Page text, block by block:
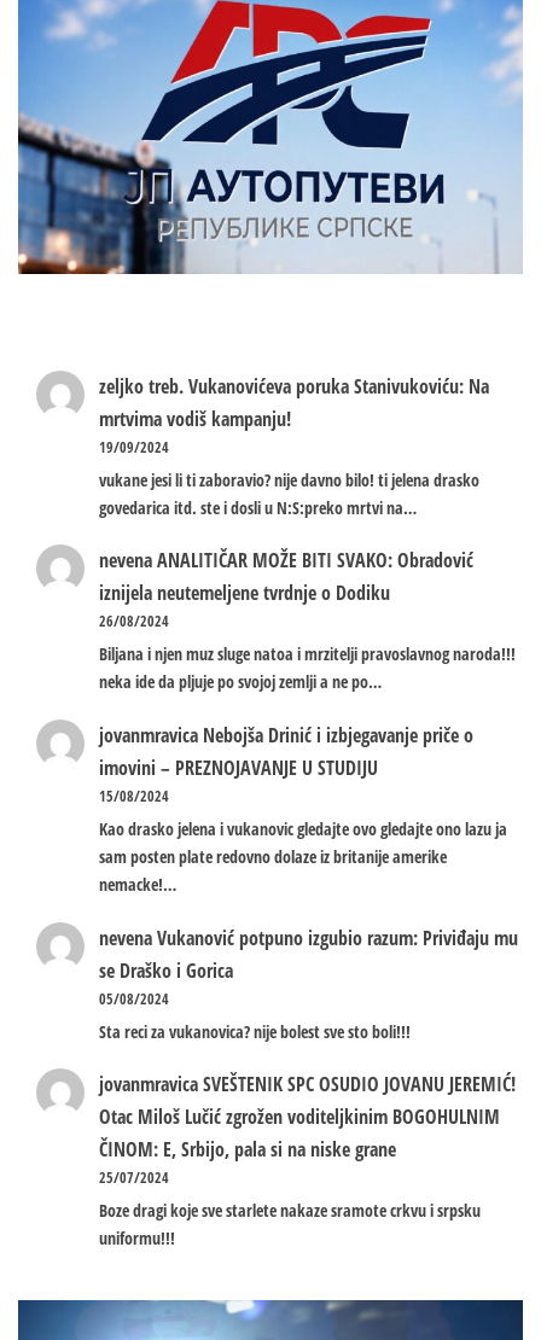
zeljko treb.Vukanovićeva poruka Stanivukoviću: Na
mrtvima vodiš kampanju!
19/09/2024
vukane jesi li ti zaboravio? nije davno bilo! ti jelena drasko
govedarica itd. ste i dosli u N:S:preko mrtvi na…
nevenaANALITIČAR MOŽE BITI SVAKO: Obradović
iznijela neutemeljene tvrdnje o Dodiku
26/08/2024
Biljana i njen muz sluge natoa i mrzitelji pravoslavnog naroda!!!
neka ide da pljuje po svojoj zemlji a ne po…
jovanmravica Nebojša Drinić i izbjegavanje priče o
imovini – PREZNOJAVANJE U STUDIJU
15/08/2024
Kao drasko jelena i vukanovic gledajte ovo gledajte ono lazu ja
sam posten plate redovno dolaze iz britanije amerike
nemacke!…
nevenaVukanović potpuno izgubio razum: Priviđaju mu
se Draško i Gorica
05/08/2024
Sta reci za vukanovica? nije bolest sve sto boli!!!
jovanmravicaSVEŠTENIK SPC OSUDIO JOVANU JEREMIĆ!
Otac Miloš Lučić zgrožen voditeljkinim BOGOHULNIM
ČINOM: E, Srbijo, pala si na niske grane
25/07/2024
Boze dragi koje sve starlete nakaze sramote crkvu i srpsku
uniformu!!!